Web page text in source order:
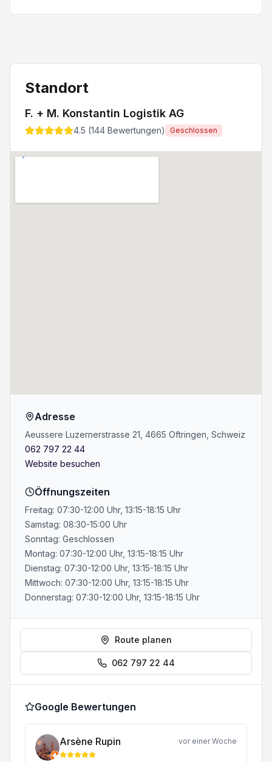
Standort
F. + M. Konstantin Logistik AG
4.5 (144 Bewertungen) Geschlossen
Adresse
Aeussere Luzernerstrasse 21, 4665 Oftringen, Schweiz
062 797 22 44
Website besuchen
Öffnungszeiten
Freitag: 07:30-12:00 Uhr, 13:15-18:15 Uhr
Samstag: 08:30-15:00 Uhr
Sonntag: Geschlossen
Montag: 07:30-12:00 Uhr, 13:15-18:15 Uhr
Dienstag: 07:30-12:00 Uhr, 13:15-18:15 Uhr
Mittwoch: 07:30-12:00 Uhr, 13:15-18:15 Uhr
Donnerstag: 07:30-12:00 Uhr, 13:15-18:15 Uhr
Route planen
062 797 22 44
Google Bewertungen
Arsène Rupin vor einer Woche